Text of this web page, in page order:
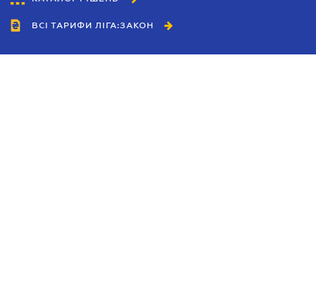
ВСІ ТАРИФИ ЛІГА:ЗАКОН